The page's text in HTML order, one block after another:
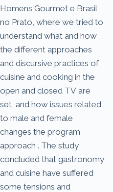
Homens Gourmet e Brasil
no Prato, where we tried to
understand what and how
the different approaches
and discursive practices of
cuisine and cooking in the
open and closed TV are
set, and how issues related
to male and female
changes the program
approach . The study
concluded that gastronomy
and cuisine have suffered
some tensions and